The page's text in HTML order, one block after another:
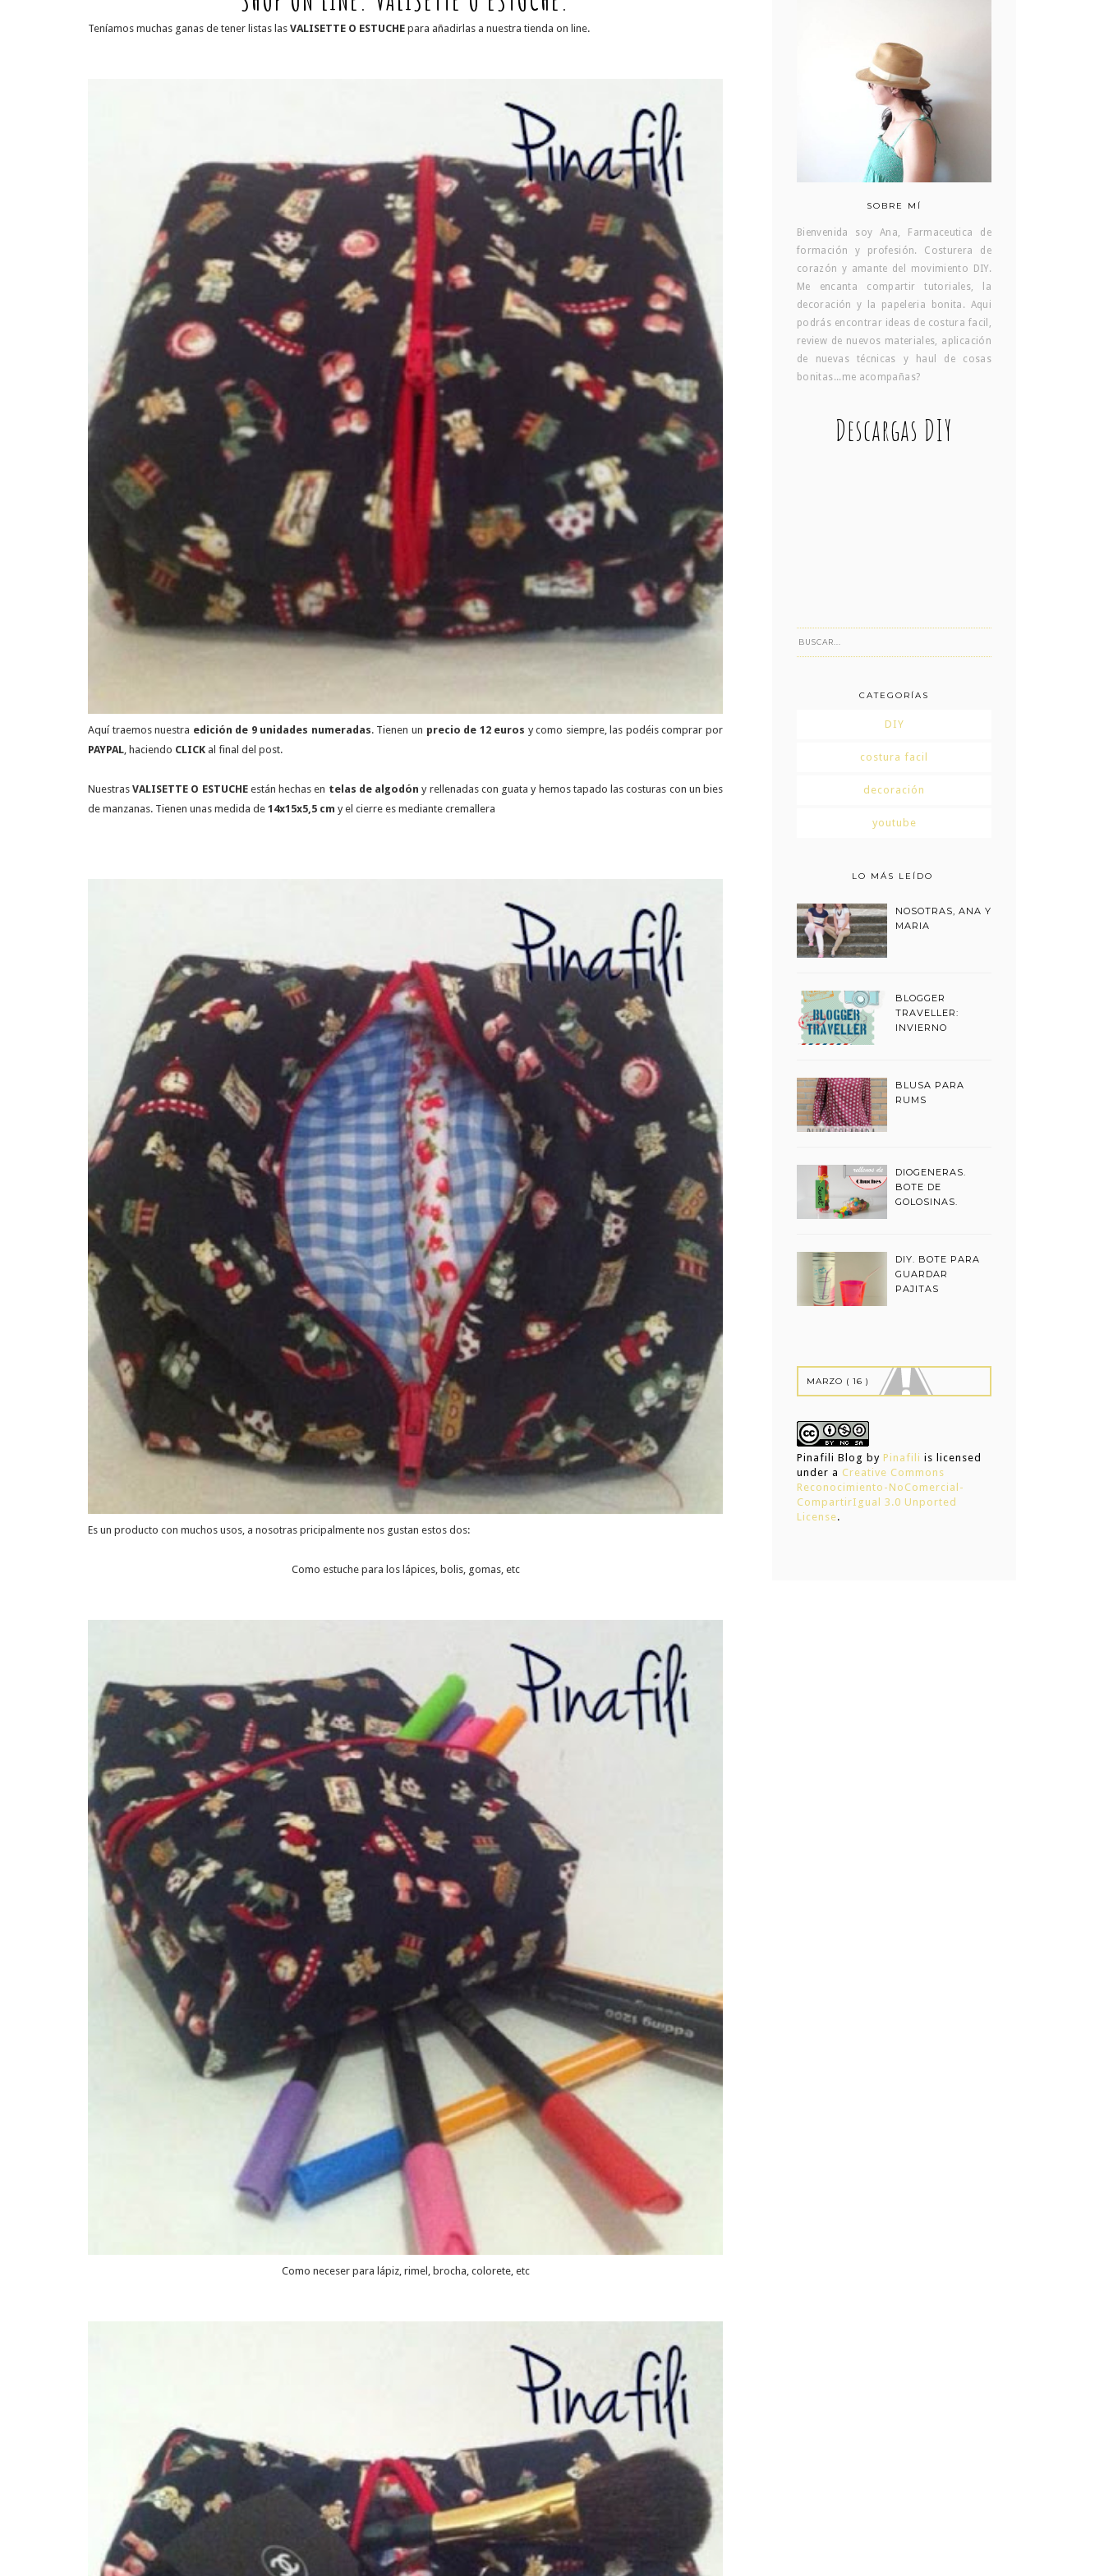
Teníamos muchas ganas de tener listas las VALISETTE O ESTUCHE para añadirlas a nuestra tienda on line.
Aquí traemos nuestra edición de 9 unidades numeradas. Tienen un precio de 12 euros y como siempre, las podéis comprar por
PAYPAL, haciendo CLICK al final del post.
NuestrasVALISETTE O ESTUCHEestán hechas en telas de algodón y rellenadas con guata y hemos tapado las costuras con un bies
de manzanas. Tienen unas medida de 14x15x5,5 cm y el cierre es mediante cremallera
Es un producto con muchos usos, a nosotras pricipalmente nos gustan estos dos:
Como estuche para los lápices, bolis, gomas, etc
Como neceser para lápiz, rimel, brocha, colorete, etc
SOBRE MÍ
Bienvenida soy Ana, Farmaceutica de
formación y profesión. Costurera de
corazón y amante del movimiento DIY.
Me encanta compartir tutoriales, la
decoración y la papeleria bonita. Aqui
podrás encontrar ideas de costura facil,
review de nuevos materiales, aplicación
de nuevas técnicas y haul de cosas
bonitas...me acompañas?
Descargas DIY
CATEGORÍAS
DIY
costura facil
decoración
youtube
LO MÁS LEÍDO
NOSOTRAS, ANA Y
MARIA
BLOGGER
TRAVELLER:
INVIERNO
BLUSA PARA
RUMS
DIOGENERAS.
BOTE DE
GOLOSINAS.
DIY. BOTE PARA
GUARDAR
PAJITAS
Pinafili Blog by Pinafili is licensed
under a Creative Commons
Reconocimiento-NoComercial-
CompartirIgual 3.0 Unported
License.